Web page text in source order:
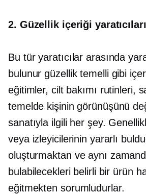
2. Güzellik içeriği yaratıcıları
Bu tür yaratıcılar arasında
bulunurgüzellik temelligibi
eğitimler, cilt bakımı rutinleri,
temelde kişinin görünüşünü
sanatıyla ilgili her şey.
veya izleyicilerinin yararlı
oluşturmaktan ve aynı
bulabilecekleri belirli bir ürün
eğitmekten sorumludurlar.